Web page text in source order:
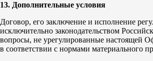
13. Дополнительные условия
Договор, его заключение и исполнение
исключительно законодательством
вопросы, не урегулированные настоящей
в соответствии с нормами материального